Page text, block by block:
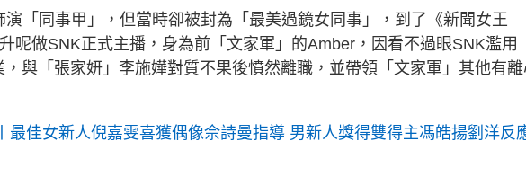
「同事甲」，但當時卻被封為「最美過鏡女同事」，到了《新聞女王
呢做SNK正式主播，身為前「文家軍」的Amber，因看不過眼SNK濫用
，與「張家妍」李施嬅對質不果後憤然離職，並帶領「文家軍」其他有
最佳女新人倪嘉雯喜獲偶像佘詩曼指導 男新人獎得雙得主馮皓揚劉洋反